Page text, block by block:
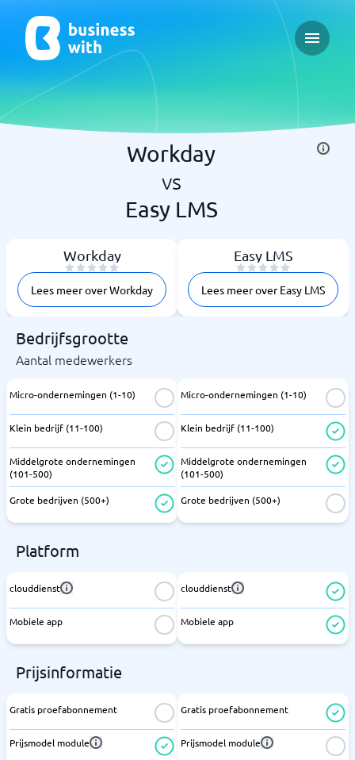
Open
Workday
vs
Easy LMS
Workday
Lees meer over Workday
Easy LMS
Lees meer over Easy LMS
Bedrijfsgrootte
Aantal medewerkers
Micro-ondernemingen (1-10)
Klein bedrijf (11-100)
Middelgrote ondernemingen
(101-500)
Grote bedrijven (500+)
Micro-ondernemingen (1-10)
Klein bedrijf (11-100)
Middelgrote ondernemingen
(101-500)
Grote bedrijven (500+)
Platform
clouddienst
Mobiele app
clouddienst
Mobiele app
Prijsinformatie
Gratis proefabonnement
Prijsmodel module
Gratis proefabonnement
Prijsmodel module